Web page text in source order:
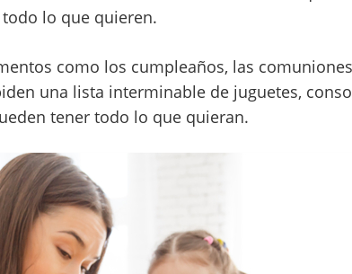
lo que quieren.
como los cumpleaños, las
una lista interminable de juguetes,
tener todo lo que quieran.